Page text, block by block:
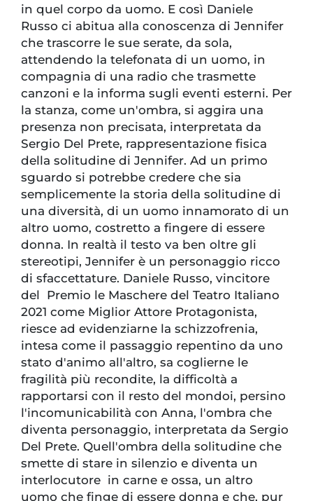
in quel corpo da uomo. E così Daniele
Russo ci abitua alla conoscenza di Jennifer
che trascorre le sue serate, da sola,
attendendo la telefonata di un uomo, in
compagnia di una radio che trasmette
canzoni e la informa sugli eventi esterni. Per
la stanza, come un'ombra, si aggira una
presenza non precisata, interpretata da
Sergio Del Prete, rappresentazione fisica
della solitudine di Jennifer. Ad un primo
sguardo si potrebbe credere che sia
semplicemente la storia della solitudine di
una diversità, di un uomo innamorato di un
altro uomo, costretto a fingere di essere
donna. In realtà il testo va ben oltre gli
stereotipi, Jennifer è un personaggio ricco
di sfaccettature. Daniele Russo, vincitore
del Premio le Maschere del Teatro Italiano
2021 come Miglior Attore Protagonista,
riesce ad evidenziarne la schizzofrenia,
intesa come il passaggio repentino da uno
stato d'animo all'altro, sa coglierne le
fragilità più recondite, la difficoltà a
rapportarsi con il resto del mondoi, persino
l'incomunicabilità con Anna, l'ombra che
diventa personaggio, interpretata da Sergio
Del Prete. Quell'ombra della solitudine che
smette di stare in silenzio e diventa un
interlocutore in carne e ossa, un altro
uomo che finge di essere donna e che, pur